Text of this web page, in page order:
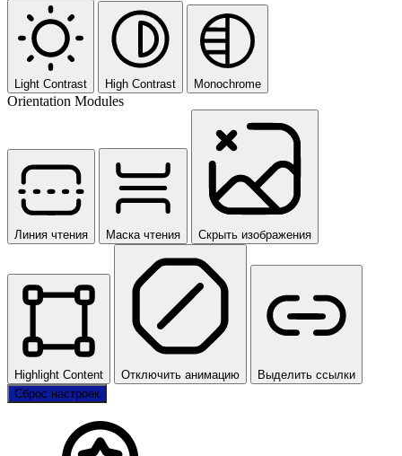
Light Contrast High Contrast Monochrome
Orientation Modules
Линия чтения Маска чтения Скрыть изображения
Highlight Content Отключить анимацию
Выделить ссылки
Сброс настроек